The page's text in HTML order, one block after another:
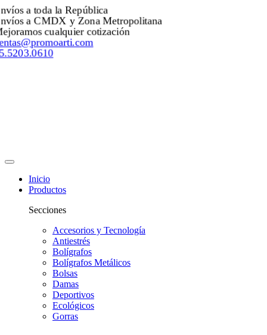
a toda la República
a CMDX y Zona Metropolitana
cualquier cotización
Inicio
Productos
Secciones
Accesorios y Tecnología
Antiestrés
Bolígrafos
Bolígrafos Metálicos
Bolsas
Damas
Deportivos
Ecológicos
Gorras